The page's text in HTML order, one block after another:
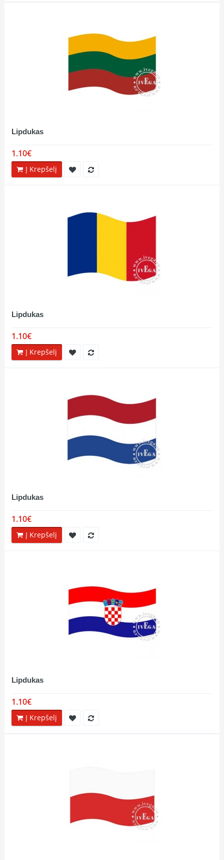
Lipdukas
1.10€
Į Krepšelį
Lipdukas
1.10€
Į Krepšelį
Lipdukas
1.10€
Į Krepšelį
Lipdukas
1.10€
Į Krepšelį